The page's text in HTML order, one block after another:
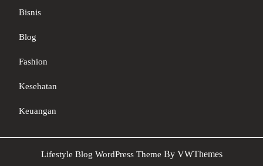
Bisnis
Blog
Fashion
Kesehatan
Keuangan
Lifestyle Blog WordPress Theme By VWThemes